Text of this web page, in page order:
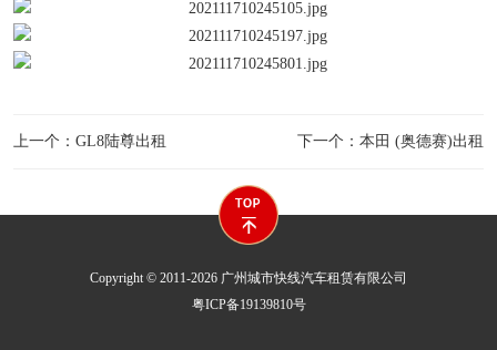
上一个：GL8陆尊出租 下一个：本田 (奥德赛)出租
Copyright © 2011-2026 广州城市快线汽车租赁有限公司
粤ICP备19139810号